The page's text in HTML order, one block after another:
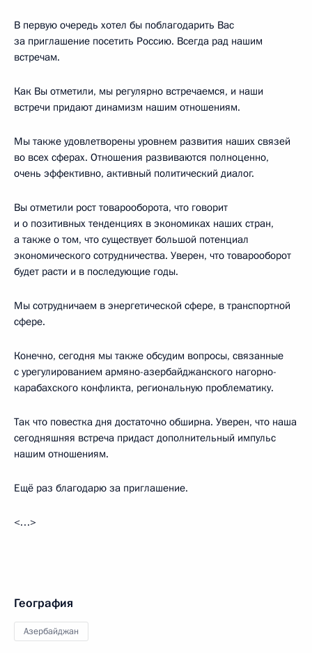
В первую очередь хотел бы поблагодарить Вас
за приглашение посетить Россию. Всегда рад нашим
встречам.
Как Вы отметили, мы регулярно встречаемся, и наши
встречи придают динамизм нашим отношениям.
Мы также удовлетворены уровнем развития наших связей
во всех сферах. Отношения развиваются полноценно,
очень эффективно, активный политический диалог.
Вы отметили рост товарооборота, что говорит
и о позитивных тенденциях в экономиках наших стран,
а также о том, что существует большой потенциал
экономического сотрудничества. Уверен, что товарооборот
будет расти и в последующие годы.
Мы сотрудничаем в энергетической сфере, в транспортной
сфере.
Конечно, сегодня мы также обсудим вопросы, связанные
с урегулированием армяно-азербайджанского нагорно-
карабахского конфликта, региональную проблематику.
Так что повестка дня достаточно обширна. Уверен, что наша
сегодняшняя встреча придаст дополнительный импульс
нашим отношениям.
Ещё раз благодарю за приглашение.
<…>
География
Азербайджан